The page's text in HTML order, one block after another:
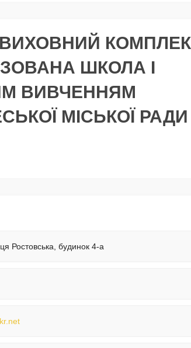
ШКОЛА І
ВИВЧЕННЯМ
МІСЬКОЇ РАДИ
Ростовська, будинок 4-а